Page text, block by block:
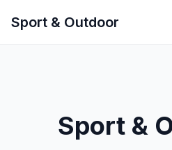
Sport & Outdoor
Sport &